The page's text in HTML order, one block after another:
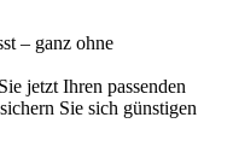
– ganz ohne
jetzt Ihren passenden
Sie sich günstigen